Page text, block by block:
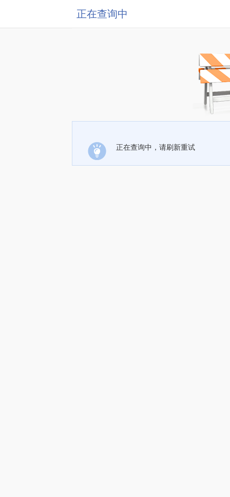
正在查询中
正在查询中，请刷新重试